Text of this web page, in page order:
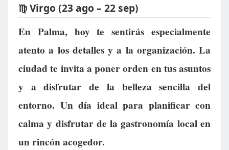
♍ Virgo (23 ago – 22 sep)
En Palma, hoy te sentirás especialmente
atento a los detalles y a la organización. La
ciudad te invita a poner orden en tus asuntos
y a disfrutar de la belleza sencilla del
entorno. Un día ideal para planificar con
calma y disfrutar de la gastronomía local en
un rincón acogedor.